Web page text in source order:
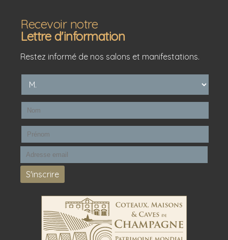
Recevoir notre
Lettre d'information
Restez informé de nos salons et manifestations.